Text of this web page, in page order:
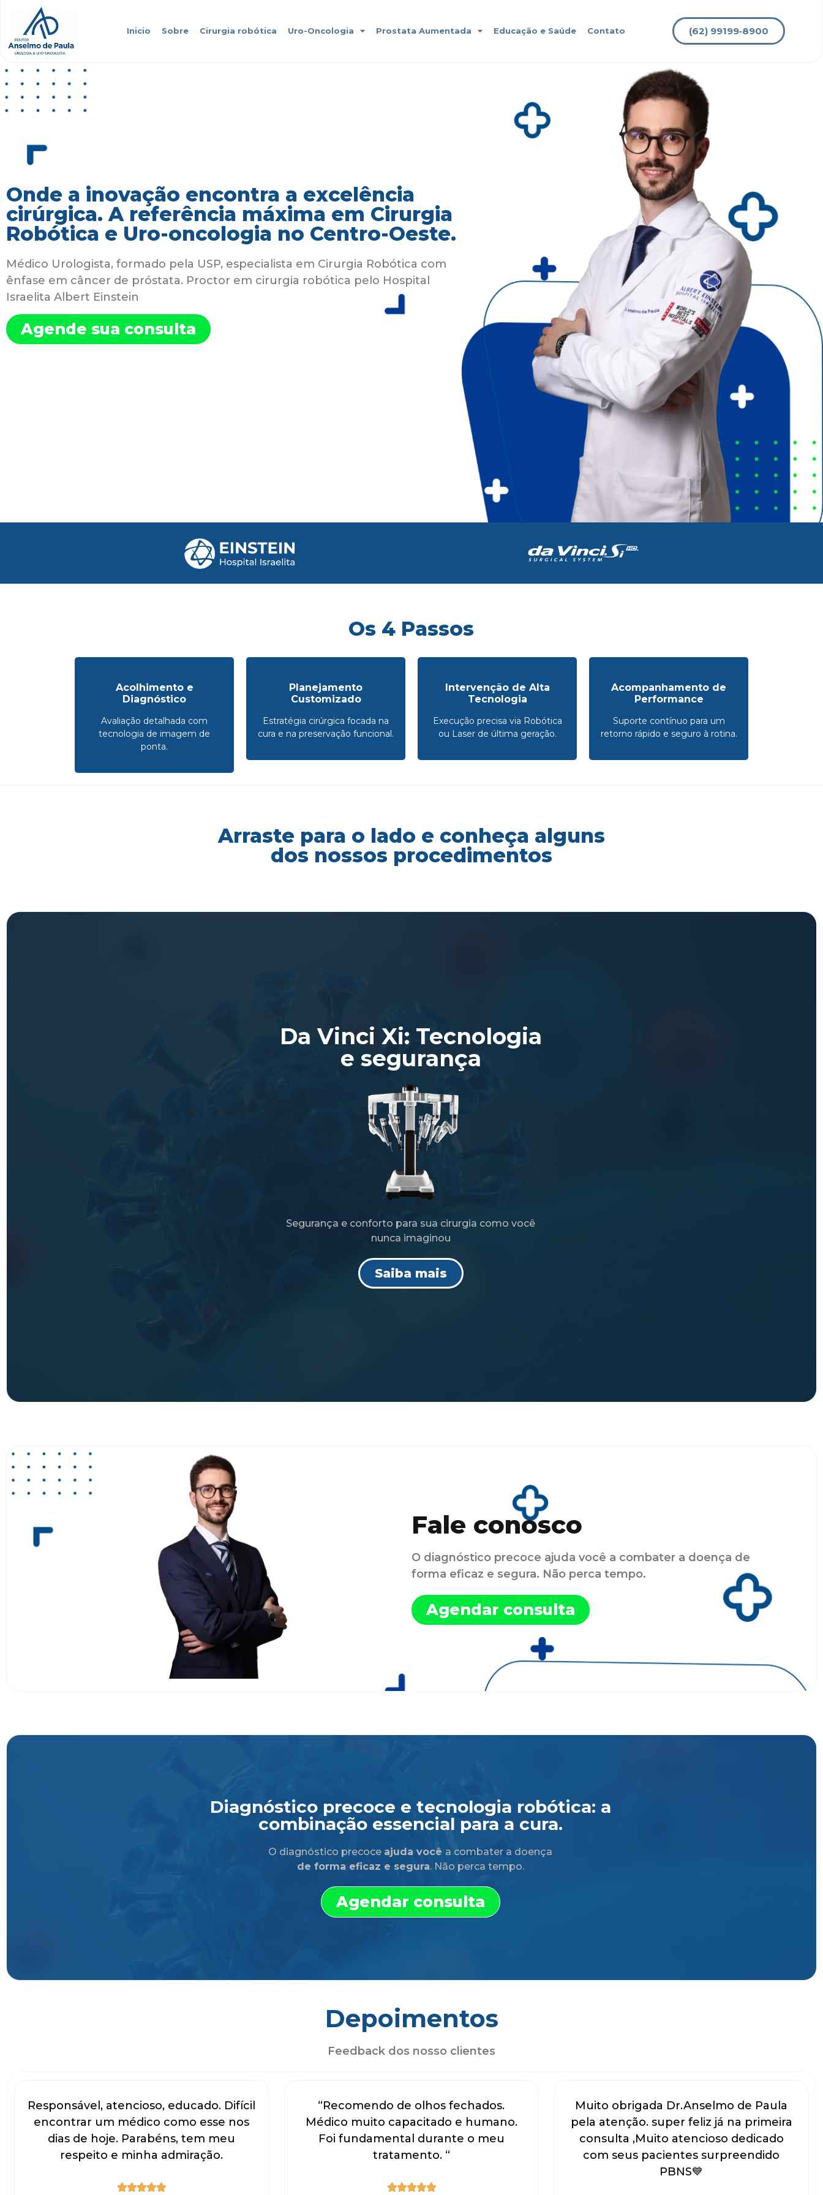
Inicio Sobre Cirurgia robótica Uro-Oncologia Prostata Aumentada Educação e Saúde Contato (62) 99199‑8900
Onde a inovação encontra a excelência
cirúrgica. A referência máxima em Cirurgia
Robótica e Uro-oncologia no Centro-Oeste.
Médico Urologista, formado pela USP, especialista em Cirurgia Robótica com
ênfase em câncer de próstata. Proctor em cirurgia robótica pelo Hospital
Israelita Albert Einstein
Agende sua consulta
Os 4 Passos
Acolhimento e
Diagnóstico
Avaliação detalhada com
tecnologia de imagem de
ponta.
Planejamento
Customizado
Estratégia cirúrgica focada na
cura e na preservação funcional.
Intervenção de Alta
Tecnologia
Execução precisa via Robótica
ou Laser de última geração.
Acompanhamento de
Performance
Suporte contínuo para um
retorno rápido e seguro à rotina.
Arraste para o lado e conheça alguns
dos nossos procedimentos
Da Vinci Xi: Tecnologia
e segurança
Segurança e conforto para sua cirurgia como você
nunca imaginou
Saiba mais
Fale conosco
O diagnóstico precoce ajuda você a combater a doença de
forma eficaz e segura. Não perca tempo.
Agendar consulta
Diagnóstico precoce e tecnologia robótica: a
combinação essencial para a cura.
O diagnóstico precoce ajuda você a combater a doença
de forma eficaz e segura. Não perca tempo.
Agendar consulta
Depoimentos
Feedback dos nosso clientes
Responsável, atencioso, educado. Difícil
encontrar um médico como esse nos
dias de hoje. Parabéns, tem meu
respeito e minha admiração.

“Recomendo de olhos fechados.
Médico muito capacitado e humano.
Foi fundamental durante o meu
tratamento. “

Muito obrigada Dr.Anselmo de Paula
pela atenção. super feliz já na primeira
consulta ,Muito atencioso dedicado
com seus pacientes surpreendido
PBNS💙